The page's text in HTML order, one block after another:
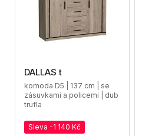
DALLAS t
komoda D5 | 137 cm | se
zásuvkami a policemi | dub
trufla
Sleva -1 140 Kč